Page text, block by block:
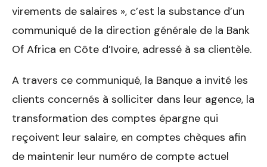
virements de salaires », c’est la substance d’un
communiqué de la direction générale de la Bank
Of Africa en Côte d’Ivoire, adressé à sa clientèle.
A travers ce communiqué, la Banque a invité les
clients concernés à solliciter dans leur agence, la
transformation des comptes épargne qui
reçoivent leur salaire, en comptes chèques afin
de maintenir leur numéro de compte actuel